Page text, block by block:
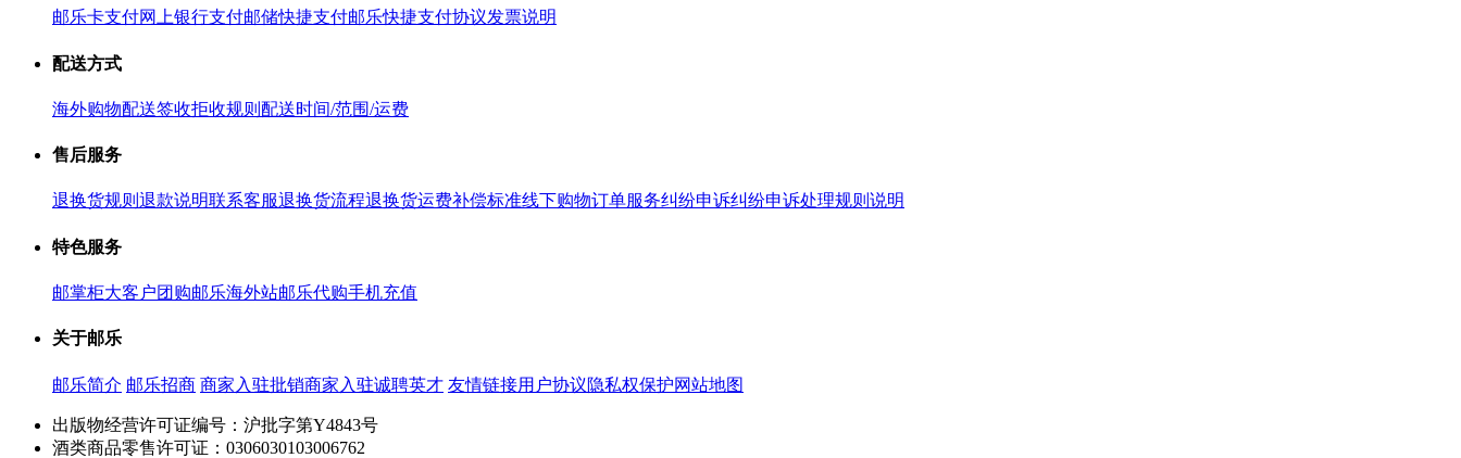
邮乐卡支付网上银行支付邮储快捷支付邮乐快捷支付协议发票说明
配送方式
海外购物配送签收拒收规则 配送时间/范围/运费
售后服务
退换货规则 退款说明联系客服退换货流程退换货运费补偿标准线下购物订单服务纠纷申诉纠纷申诉处理规则说明
特色服务
邮掌柜大客户团购邮乐海外站邮乐代购手机充值
关于邮乐
邮乐简介 邮乐招商 商家入驻批销商家入驻诚聘英才 友情链接用户协议隐私权保护网站地图
出版物经营许可证编号：沪批字第Y4843号
酒类商品零售许可证：0306030103006762